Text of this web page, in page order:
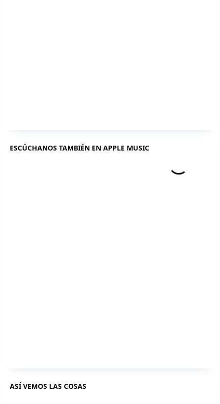
ESCÚCHANOS TAMBIÉN EN APPLE MUSIC
ASÍ VEMOS LAS COSAS